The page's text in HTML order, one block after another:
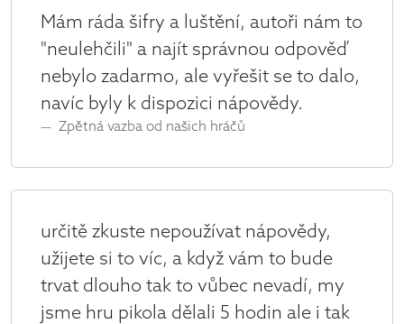
Mám ráda šifry a luštění, autoři nám to
"neulehčili" a najít správnou odpověď
nebylo zadarmo, ale vyřešit se to dalo,
navíc byly k dispozici nápovědy.
Zpětná vazba od našich hráčů
určitě zkuste nepoužívat nápovědy,
užijete si to víc, a když vám to bude
trvat dlouho tak to vůbec nevadí, my
jsme hru pikola dělali 5 hodin ale i tak